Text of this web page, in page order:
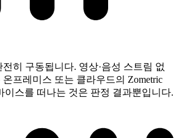
히 구동됩니다. 영상·음성 스트림 없
프레미스 또는 클라우드의 Zometric
스를 떠나는 것은 판정 결과뿐입니다.